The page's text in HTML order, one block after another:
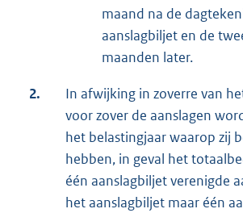
maand na de
aanslagbiljet en de
maanden later.
2.
In afwijking in zoverre van
voor zover de aanslagen
het belastingjaar waarop zij
hebben, in geval het
één aanslagbiljet verenigde
het aanslagbiljet maar één